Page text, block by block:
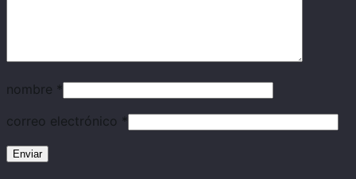
nombre *
correo electrónico *